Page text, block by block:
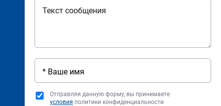
Отправляя данную форму, вы принимаете
условия политики конфиденциальности